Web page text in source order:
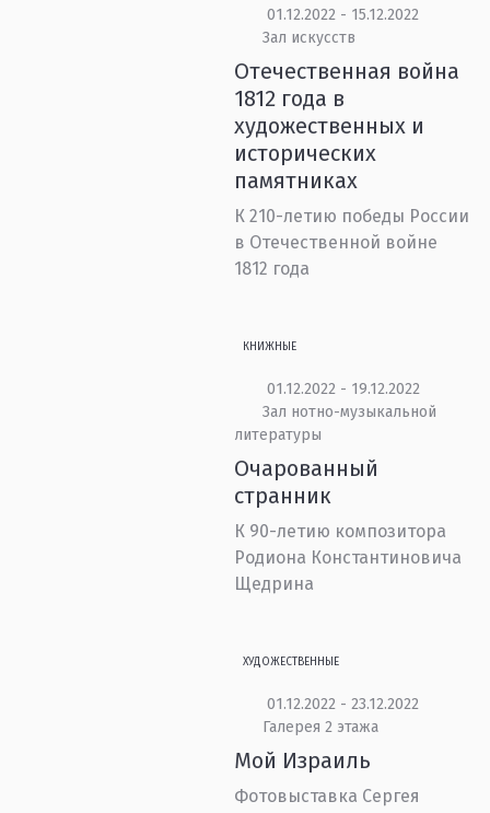
01.12.2022 - 15.12.2022
Зал искусств
Отечественная война
1812 года в
художественных и
исторических
памятниках
К 210-летию победы России
в Отечественной войне
1812 года
КНИЖНЫЕ
01.12.2022 - 19.12.2022
Зал нотно-музыкальной
литературы
Очарованный
странник
К 90-летию композитора
Родиона Константиновича
Щедрина
ХУДОЖЕСТВЕННЫЕ
01.12.2022 - 23.12.2022
Галерея 2 этажа
Мой Израиль
Фотовыставка Сергея